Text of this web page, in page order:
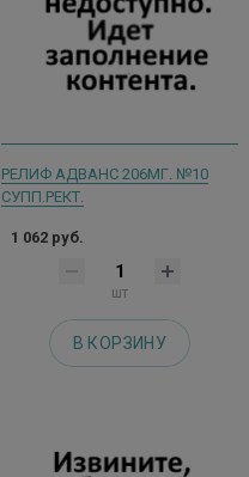
РЕЛИФ АДВАНС 206МГ. №10
СУПП.РЕКТ.
1 062 руб.
шт
В КОРЗИНУ